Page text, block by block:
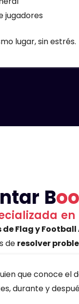
jugadores
lugar, sin estrés.
Boo
en
Flag y
de resolver
que conoce
durante y